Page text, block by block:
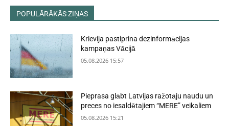
POPULĀRĀKĀS ZIŅAS
Krievija pastiprina dezinformācijas
kampaņas Vācijā
05.08.2026 15:57
Pieprasa glābt Latvijas ražotāju naudu un
preces no iesaldētajiem “MERE” veikaliem
05.08.2026 15:21